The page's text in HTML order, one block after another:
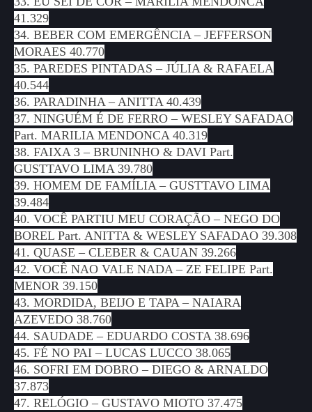
41.329
34. BEBER COM EMERGÊNCIA – JEFFERSON
MORAES 40.770
35. PAREDES PINTADAS – JÚLIA & RAFAELA
40.544
36. PARADINHA – ANITTA 40.439
37. NINGUÉM É DE FERRO – WESLEY SAFADAO
Part. MARILIA MENDONCA 40.319
38. FAIXA 3 – BRUNINHO & DAVI Part.
GUSTTAVO LIMA 39.780
39. HOMEM DE FAMÍLIA – GUSTTAVO LIMA
39.484
40. VOCÊ PARTIU MEU CORAÇÃO – NEGO DO
BOREL Part. ANITTA & WESLEY SAFADAO 39.308
41. QUASE – CLEBER & CAUAN 39.266
42. VOCÊ NAO VALE NADA – ZE FELIPE Part.
MENOR 39.150
43. MORDIDA, BEIJO E TAPA – NAIARA
AZEVEDO 38.760
44. SAUDADE – EDUARDO COSTA 38.696
45. FÉ NO PAI – LUCAS LUCCO 38.065
46. SOFRI EM DOBRO – DIEGO & ARNALDO
37.873
47. RELÓGIO – GUSTAVO MIOTO 37.475